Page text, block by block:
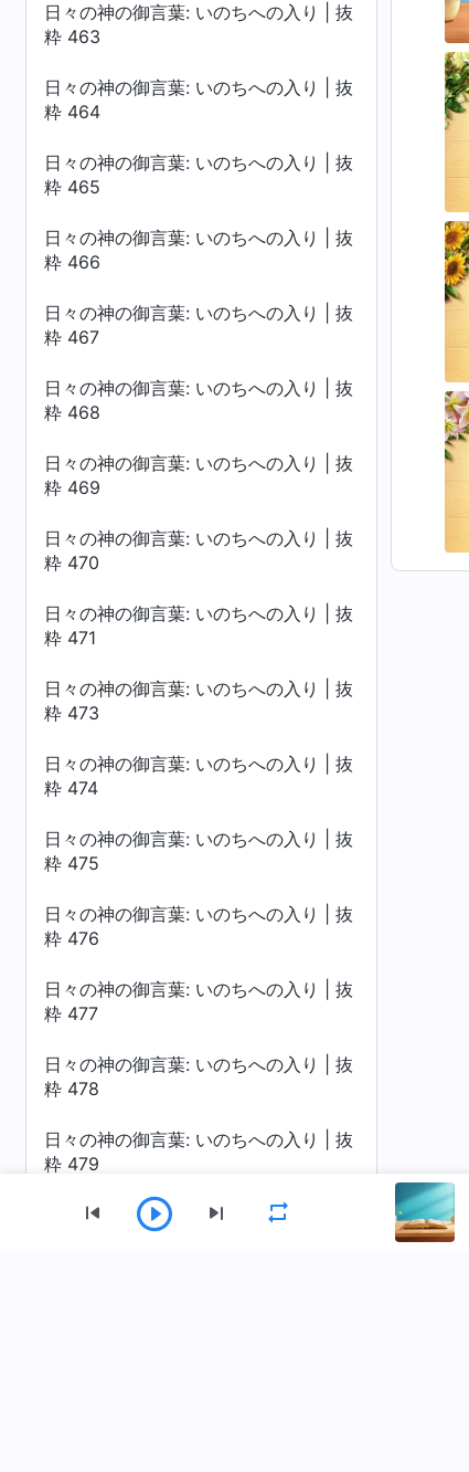
日々の神の御言葉: いのちへの入り | 抜
粋 463
日々の神の御言葉: いのちへの入り | 抜
粋 464
日々の神の御言葉: いのちへの入り | 抜
粋 465
日々の神の御言葉: いのちへの入り | 抜
粋 466
日々の神の御言葉: いのちへの入り | 抜
粋 467
日々の神の御言葉: いのちへの入り | 抜
粋 468
日々の神の御言葉: いのちへの入り | 抜
粋 469
日々の神の御言葉: いのちへの入り | 抜
粋 470
日々の神の御言葉: いのちへの入り | 抜
粋 471
日々の神の御言葉: いのちへの入り | 抜
粋 473
日々の神の御言葉: いのちへの入り | 抜
粋 474
日々の神の御言葉: いのちへの入り | 抜
粋 475
日々の神の御言葉: いのちへの入り | 抜
粋 476
日々の神の御言葉: いのちへの入り | 抜
粋 477
日々の神の御言葉: いのちへの入り | 抜
粋 478
日々の神の御言葉: いのちへの入り | 抜
粋 479
日々の神の御言葉: いのちへの入り | 抜